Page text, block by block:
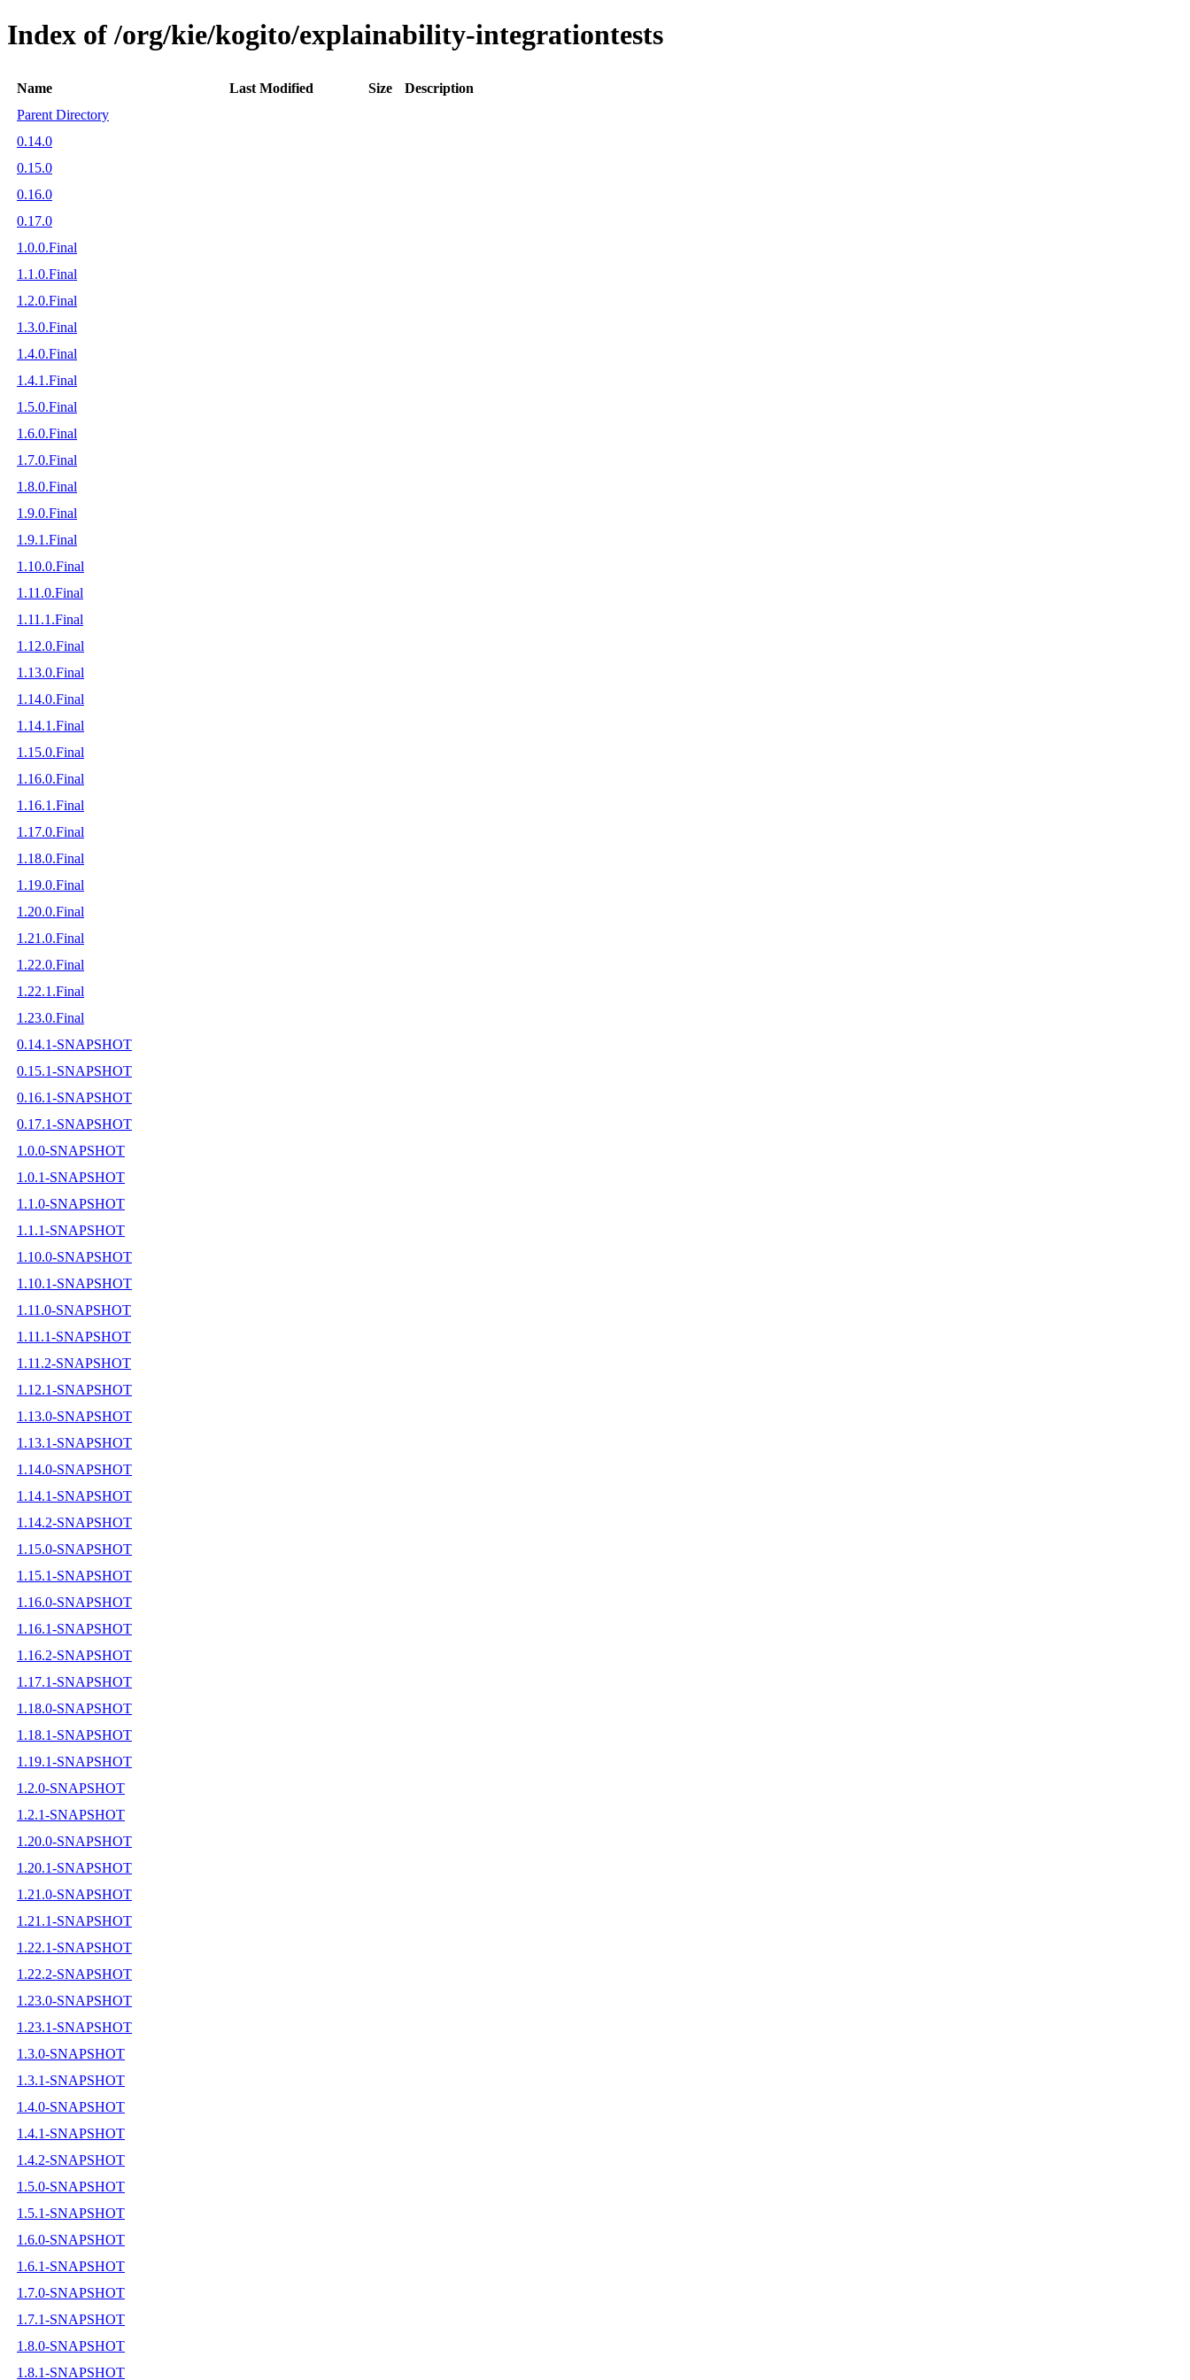
Index of /org/kie/kogito/explainability-integrationtests
Name Last Modified Size
Description
Parent Directory
0.14.0
0.15.0
0.16.0
0.17.0
1.0.0.Final
1.1.0.Final
1.2.0.Final
1.3.0.Final
1.4.0.Final
1.4.1.Final
1.5.0.Final
1.6.0.Final
1.7.0.Final
1.8.0.Final
1.9.0.Final
1.9.1.Final
1.10.0.Final
1.11.0.Final
1.11.1.Final
1.12.0.Final
1.13.0.Final
1.14.0.Final
1.14.1.Final
1.15.0.Final
1.16.0.Final
1.16.1.Final
1.17.0.Final
1.18.0.Final
1.19.0.Final
1.20.0.Final
1.21.0.Final
1.22.0.Final
1.22.1.Final
1.23.0.Final
0.14.1-SNAPSHOT
0.15.1-SNAPSHOT
0.16.1-SNAPSHOT
0.17.1-SNAPSHOT
1.0.0-SNAPSHOT
1.0.1-SNAPSHOT
1.1.0-SNAPSHOT
1.1.1-SNAPSHOT
1.10.0-SNAPSHOT
1.10.1-SNAPSHOT
1.11.0-SNAPSHOT
1.11.1-SNAPSHOT
1.11.2-SNAPSHOT
1.12.1-SNAPSHOT
1.13.0-SNAPSHOT
1.13.1-SNAPSHOT
1.14.0-SNAPSHOT
1.14.1-SNAPSHOT
1.14.2-SNAPSHOT
1.15.0-SNAPSHOT
1.15.1-SNAPSHOT
1.16.0-SNAPSHOT
1.16.1-SNAPSHOT
1.16.2-SNAPSHOT
1.17.1-SNAPSHOT
1.18.0-SNAPSHOT
1.18.1-SNAPSHOT
1.19.1-SNAPSHOT
1.2.0-SNAPSHOT
1.2.1-SNAPSHOT
1.20.0-SNAPSHOT
1.20.1-SNAPSHOT
1.21.0-SNAPSHOT
1.21.1-SNAPSHOT
1.22.1-SNAPSHOT
1.22.2-SNAPSHOT
1.23.0-SNAPSHOT
1.23.1-SNAPSHOT
1.3.0-SNAPSHOT
1.3.1-SNAPSHOT
1.4.0-SNAPSHOT
1.4.1-SNAPSHOT
1.4.2-SNAPSHOT
1.5.0-SNAPSHOT
1.5.1-SNAPSHOT
1.6.0-SNAPSHOT
1.6.1-SNAPSHOT
1.7.0-SNAPSHOT
1.7.1-SNAPSHOT
1.8.0-SNAPSHOT
1.8.1-SNAPSHOT